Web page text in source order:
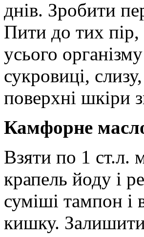
днів. Зробити
Пити до тих пір,
усього
сукровиці,
поверхні шкіри
Камфорне
Взяти по 1 ст.л.
крапель йоду і
суміші тампон і
кишку.